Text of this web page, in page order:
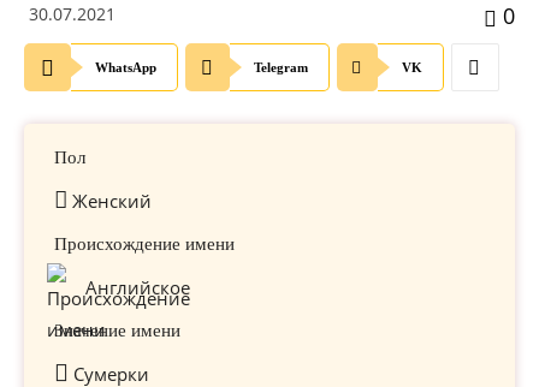
30.07.2021 0
WhatsApp Telegram VK
Пол
Женский
Происхождение имени
Английское
Значение имени
Сумерки